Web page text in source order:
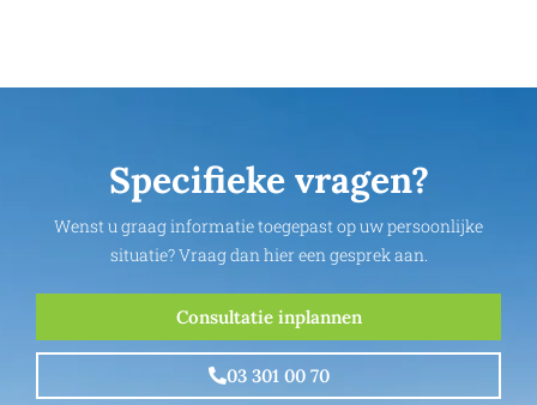
Specifieke vragen?
Wenst u graag informatie toegepast op uw persoonlijke
situatie? Vraag dan hier een gesprek aan.
Consultatie inplannen
03 301 00 70